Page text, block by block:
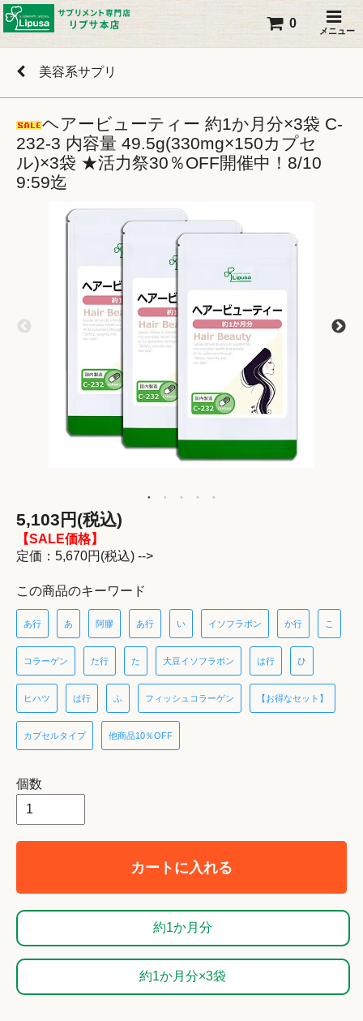
メニュー
0
美容系サプリ
ヘアービューティー 約1か月分×3袋 C-
232-3 内容量 49.5g(330mg×150カプセ
ル)×3袋 ★活力祭30％OFF開催中！8/10
9:59迄
5,103円(税込)
【SALE価格】
定価：5,670円(税込) -->
この商品のキーワード
あ行 あ 阿膠 あ行 い イソフラボン か行 こ
コラーゲン た行 た 大豆イソフラボン は行 ひ
ヒハツ は行 ふ フィッシュコラーゲン 【お得なセット】
カプセルタイプ 他商品10％OFF
個数
カートに入れる
約1か月分
約1か月分×3袋